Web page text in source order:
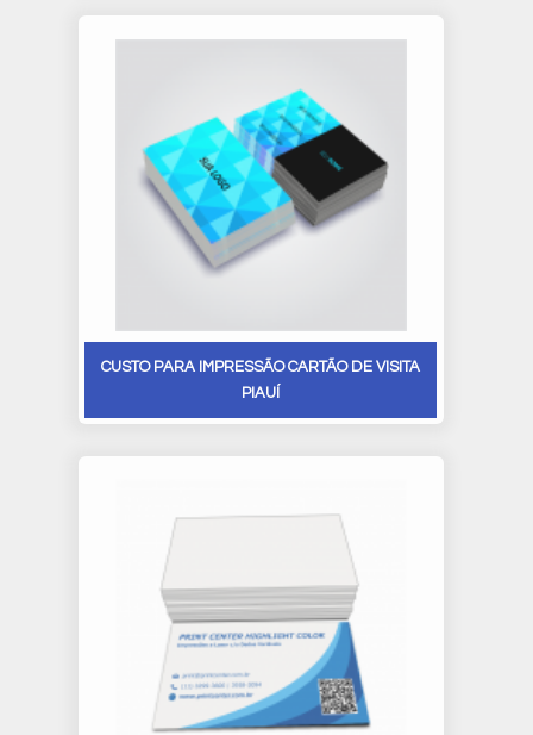
CUSTO PARA IMPRESSÃO CARTÃO DE VISITA
PIAUÍ